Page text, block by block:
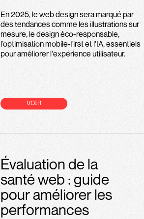
En 2025, le web design sera marqué par
des tendances comme les illustrations sur
mesure, le design éco-responsable,
l’optimisation mobile-first et l'IA, essentiels
pour améliorer l'expérience utilisateur.
VOIR
Évaluation de la
santé web : guide
pour améliorer les
performances